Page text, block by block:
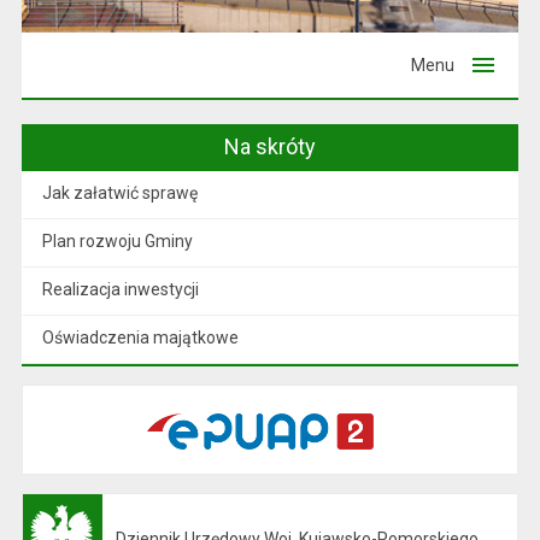
Menu
Na skróty
Jak załatwić sprawę
Plan rozwoju Gminy
Realizacja inwestycji
Oświadczenia majątkowe